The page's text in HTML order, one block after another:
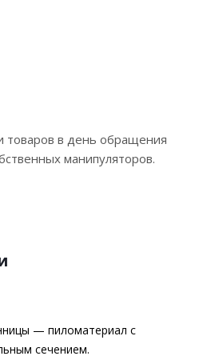
товаров в день обращения
манипуляторов.
— пиломатериал с
сечением.